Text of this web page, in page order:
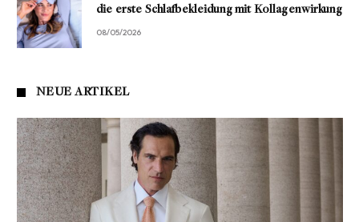
die erste Schlafbekleidung mit Kollagenwirkung
08/05/2026
NEUE ARTIKEL